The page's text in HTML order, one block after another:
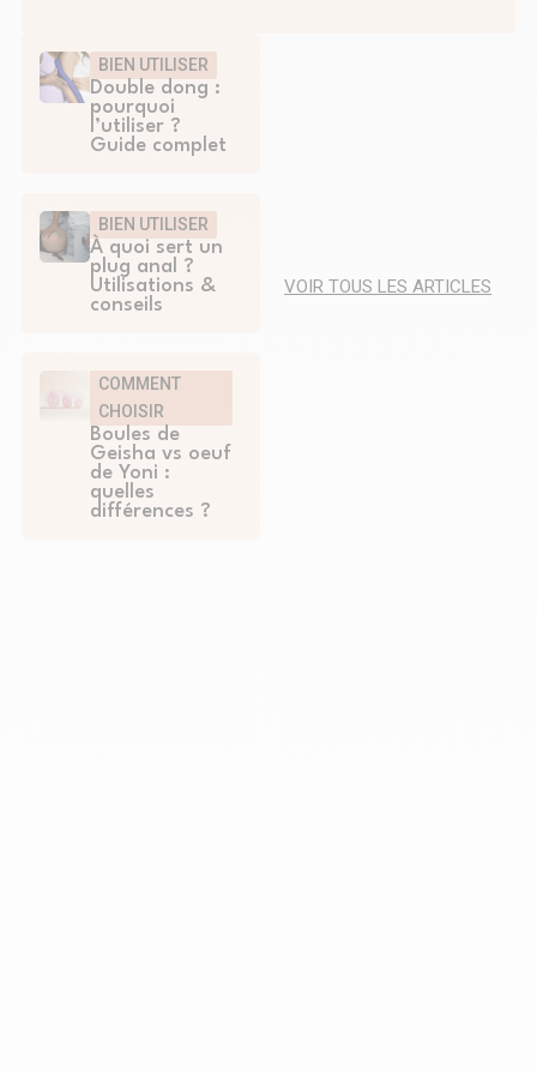
BIEN UTILISER
Double dong :
pourquoi
l’utiliser ?
Guide complet
BIEN UTILISER
À quoi sert un
plug anal ?
Utilisations &
conseils
COMMENT
CHOISIR
Boules de
Geisha vs oeuf
de Yoni :
quelles
différences ?
VOIR TOUS LES ARTICLES